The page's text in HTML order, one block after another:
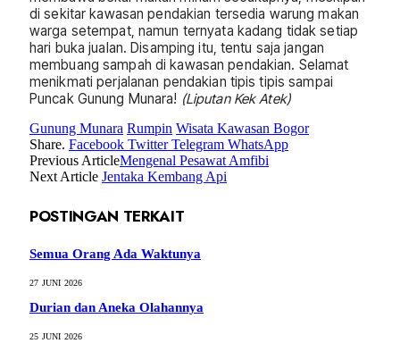
di sekitar kawasan pendakian tersedia warung makan
warga setempat, namun ternyata kadang tidak setiap
hari buka jualan. Disamping itu, tentu saja jangan
membuang sampah di kawasan pendakian. Selamat
menikmati perjalanan pendakian tipis tipis sampai
Puncak Gunung Munara! (Liputan Kek Atek)
Gunung Munara Rumpin Wisata Kawasan Bogor
Share. Facebook Twitter Telegram WhatsApp
Previous ArticleMengenal Pesawat Amfibi
Next Article Jentaka Kembang Api
POSTINGAN TERKAIT
Semua Orang Ada Waktunya
27 JUNI 2026
Durian dan Aneka Olahannya
25 JUNI 2026